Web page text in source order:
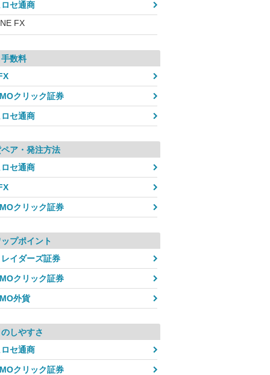
ロセ通商
FX
数料
クリック証券
ロセ通商
ア・発注方法
ロセ通商
クリック証券
ップポイント
レイダーズ証券
クリック証券
外貨
しやすさ
ロセ通商
クリック証券